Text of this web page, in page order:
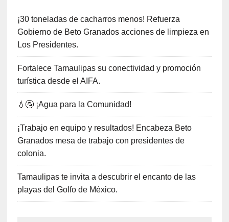
¡30 toneladas de cacharros menos! Refuerza
Gobierno de Beto Granados acciones de limpieza en
Los Presidentes.
Fortalece Tamaulipas su conectividad y promoción
turística desde el AIFA.
💧🚰 ¡Agua para la Comunidad!
¡Trabajo en equipo y resultados! Encabeza Beto
Granados mesa de trabajo con presidentes de
colonia.
Tamaulipas te invita a descubrir el encanto de las
playas del Golfo de México.